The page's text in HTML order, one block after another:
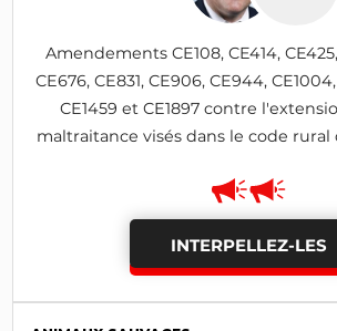
Amendements CE108, CE414,
CE676, CE831, CE906, CE944, CE1004,
CE1459 et CE1897 contre l'extension aux cas de
maltraitance visés dans le code
INTERPELLEZ-LES